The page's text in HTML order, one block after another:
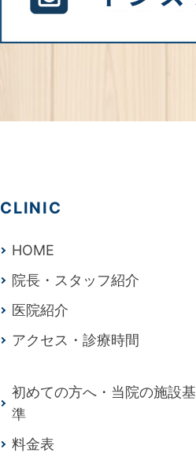
CLINIC
HOME
院長・スタッフ紹介
医院紹介
アクセス・診療時間
初めての方へ・当院の施設基
準
料金表